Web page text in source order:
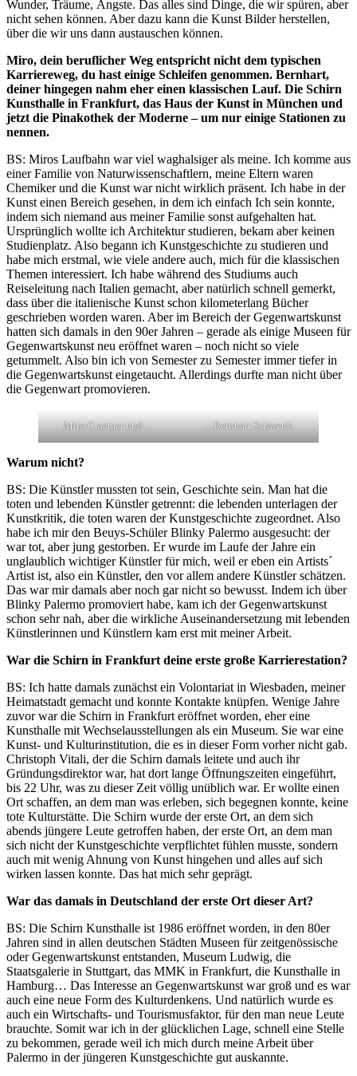
Wunder, Träume, Ängste. Das alles sind Dinge, die wir spüren, aber
nicht sehen können. Aber dazu kann die Kunst Bilder herstellen,
über die wir uns dann austauschen können.
Miro, dein beruflicher Weg entspricht nicht dem typischen
Karriereweg, du hast einige Schleifen genommen. Bernhart,
deiner hingegen nahm eher einen klassischen Lauf. Die Schirn
Kunsthalle in Frankfurt, das Haus der Kunst in München und
jetzt die Pinakothek der Moderne – um nur einige Stationen zu
nennen.
BS: Miros Laufbahn war viel waghalsiger als meine. Ich komme aus
einer Familie von Naturwissenschaftlern, meine Eltern waren
Chemiker und die Kunst war nicht wirklich präsent. Ich habe in der
Kunst einen Bereich gesehen, in dem ich einfach Ich sein konnte,
indem sich niemand aus meiner Familie sonst aufgehalten hat.
Ursprünglich wollte ich Architektur studieren, bekam aber keinen
Studienplatz. Also begann ich Kunstgeschichte zu studieren und
habe mich erstmal, wie viele andere auch, mich für die klassischen
Themen interessiert. Ich habe während des Studiums auch
Reiseleitung nach Italien gemacht, aber natürlich schnell gemerkt,
dass über die italienische Kunst schon kilometerlang Bücher
geschrieben worden waren. Aber im Bereich der Gegenwartskunst
hatten sich damals in den 90er Jahren – gerade als einige Museen für
Gegenwartskunst neu eröffnet waren – noch nicht so viele
getummelt. Also bin ich von Semester zu Semester immer tiefer in
die Gegenwartskunst eingetaucht. Allerdings durfte man nicht über
die Gegenwart promovieren.
Miro Craemer und… …Bernhart Schwenk.
Warum nicht?
BS: Die Künstler mussten tot sein, Geschichte sein. Man hat die
toten und lebenden Künstler getrennt: die lebenden unterlagen der
Kunstkritik, die toten waren der Kunstgeschichte zugeordnet. Also
habe ich mir den Beuys-Schüler Blinky Palermo ausgesucht: der
war tot, aber jung gestorben. Er wurde im Laufe der Jahre ein
unglaublich wichtiger Künstler für mich, weil er eben ein Artists´
Artist ist, also ein Künstler, den vor allem andere Künstler schätzen.
Das war mir damals aber noch gar nicht so bewusst. Indem ich über
Blinky Palermo promoviert habe, kam ich der Gegenwartskunst
schon sehr nah, aber die wirkliche Auseinandersetzung mit lebenden
Künstlerinnen und Künstlern kam erst mit meiner Arbeit.
War die Schirn in Frankfurt deine erste große Karrierestation?
BS: Ich hatte damals zunächst ein Volontariat in Wiesbaden, meiner
Heimatstadt gemacht und konnte Kontakte knüpfen. Wenige Jahre
zuvor war die Schirn in Frankfurt eröffnet worden, eher eine
Kunsthalle mit Wechselausstellungen als ein Museum. Sie war eine
Kunst- und Kulturinstitution, die es in dieser Form vorher nicht gab.
Christoph Vitali, der die Schirn damals leitete und auch ihr
Gründungsdirektor war, hat dort lange Öffnungszeiten eingeführt,
bis 22 Uhr, was zu dieser Zeit völlig unüblich war. Er wollte einen
Ort schaffen, an dem man was erleben, sich begegnen konnte, keine
tote Kulturstätte. Die Schirn wurde der erste Ort, an dem sich
abends jüngere Leute getroffen haben, der erste Ort, an dem man
sich nicht der Kunstgeschichte verpflichtet fühlen musste, sondern
auch mit wenig Ahnung von Kunst hingehen und alles auf sich
wirken lassen konnte. Das hat mich sehr geprägt.
War das damals in Deutschland der erste Ort dieser Art?
BS: Die Schirn Kunsthalle ist 1986 eröffnet worden, in den 80er
Jahren sind in allen deutschen Städten Museen für zeitgenössische
oder Gegenwartskunst entstanden, Museum Ludwig, die
Staatsgalerie in Stuttgart, das MMK in Frankfurt, die Kunsthalle in
Hamburg… Das Interesse an Gegenwartskunst war groß und es war
auch eine neue Form des Kulturdenkens. Und natürlich wurde es
auch ein Wirtschafts- und Tourismusfaktor, für den man neue Leute
brauchte. Somit war ich in der glücklichen Lage, schnell eine Stelle
zu bekommen, gerade weil ich mich durch meine Arbeit über
Palermo in der jüngeren Kunstgeschichte gut auskannte.